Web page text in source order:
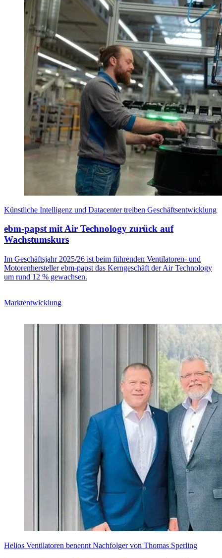
Künstliche Intelligenz und Datacenter treiben Geschäftsentwicklung
ebm-papst mit Air Technology zurück auf
Wachstumskurs
Im Geschäftsjahr 2025/26 ist beim führenden Ventilatoren- und
Motorenhersteller ebm-papst das Kerngeschäft der Air Technology
um rund 12 % gewachsen.
Marktentwicklung
Helios Ventilatoren benennt Nachfolger von Thomas Sperling